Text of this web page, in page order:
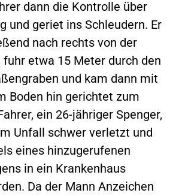
dann die Kontrolle über
und geriet ins Schleudern. Er
nach rechts von der
fuhr etwa 15 Meter durch den
und kam dann mit
Boden hin gerichtet zum
ein 26-jähriger Spenger,
Unfall schwer verletzt und
eines hinzugerufenen
in ein Krankenhaus
Da der Mann Anzeichen